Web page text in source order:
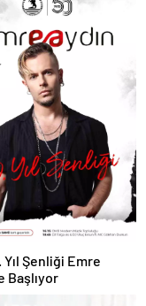
Yıl Şenliği Emre
Başlıyor